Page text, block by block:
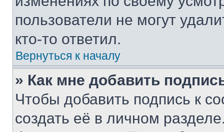
пользователи не могут
кто-то ответил.
Вернуться к началу
» Как мне добавить
Чтобы добавить подпись к
создать её в личном